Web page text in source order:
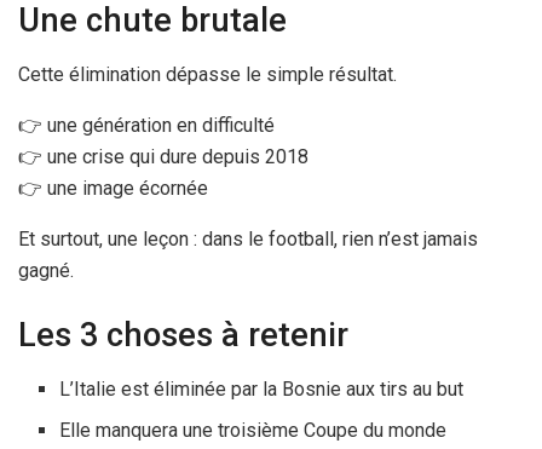
Une chute brutale
Cette élimination dépasse le simple résultat.
👉 une génération en difficulté
👉 une crise qui dure depuis 2018
👉 une image écornée
Et surtout, une leçon : dans le football, rien n’est jamais
gagné.
Les 3 choses à retenir
L’Italie est éliminée par la Bosnie aux tirs au but
Elle manquera une troisième Coupe du monde